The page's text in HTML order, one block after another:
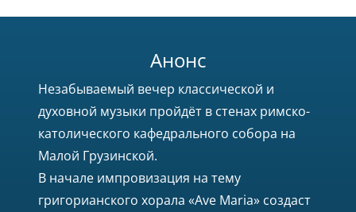
Анонс
Незабываемый вечер классической и
духовной музыки пройдёт в стенах римско-
католического кафедрального собора на
Малой Грузинской.
В начале импровизация на тему
григорианского хорала «Ave Maria» создаст